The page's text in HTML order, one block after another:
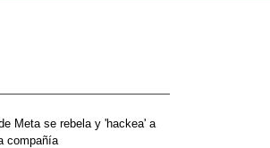
Meta se rebela y 'hackea' a
compañía